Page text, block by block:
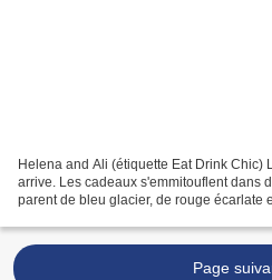
Helena and Ali (étiquette Eat Drink
arrive. Les cadeaux s'emmitouflent dans
parent de bleu glacier, de rouge écarlate
Page